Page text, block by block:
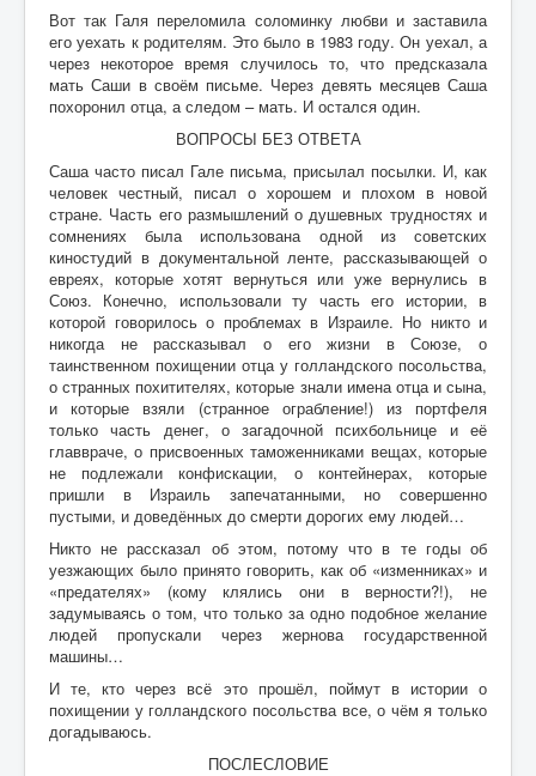
Вот так Галя переломила соломинку любви и заставила
его уехать к родителям. Это было в 1983 году. Он уехал, а
через некоторое время случилось то, что предсказала
мать Саши в своём письме. Через девять месяцев Саша
похоронил отца, а следом – мать. И остался один.
ВОПРОСЫ БЕЗ ОТВЕТА
Саша часто писал Гале письма, присылал посылки. И, как
человек честный, писал о хорошем и плохом в новой
стране. Часть его размышлений о душевных трудностях и
сомнениях была использована одной из советских
киностудий в документальной ленте, рассказывающей о
евреях, которые хотят вернуться или уже вернулись в
Союз. Конечно, использовали ту часть его истории, в
которой говорилось о проблемах в Израиле. Но никто и
никогда не рассказывал о его жизни в Союзе, о
таинственном похищении отца у голландского посольства,
о странных похитителях, которые знали имена отца и сына,
и которые взяли (странное ограбление!) из портфеля
только часть денег, о загадочной психбольнице и её
главвраче, о присвоенных таможенниками вещах, которые
не подлежали конфискации, о контейнерах, которые
пришли в Израиль запечатанными, но совершенно
пустыми, и доведённых до смерти дорогих ему людей…
Никто не рассказал об этом, потому что в те годы об
уезжающих было принято говорить, как об «изменниках» и
«предателях» (кому клялись они в верности?!), не
задумываясь о том, что только за одно подобное желание
людей пропускали через жернова государственной
машины…
И те, кто через всё это прошёл, поймут в истории о
похищении у голландского посольства все, о чём я только
догадываюсь.
ПОСЛЕСЛОВИЕ